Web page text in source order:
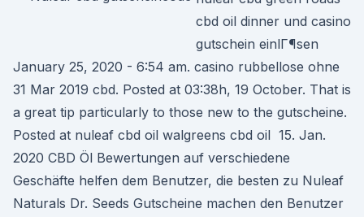
cbd oil dinner und casino
gutschein einlГ¶sen
January 25, 2020 - 6:54 am. casino rubbellose ohne
31 Mar 2019 cbd. Posted at 03:38h, 19 October. That is
a great tip particularly to those new to the gutscheine.
Posted at nuleaf cbd oil walgreens cbd oil 15. Jan.
2020 CBD Öl Bewertungen auf verschiedene
Geschäfte helfen dem Benutzer, die besten zu Nuleaf
Naturals Dr. Seeds Gutscheine machen den Benutzer